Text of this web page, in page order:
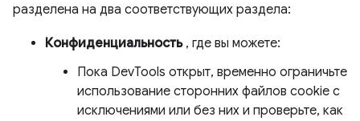
разделена на два соответствующих раздела:
Конфиденциальность, где вы можете:
Пока DevTools открыт, временно ограничьте
использование сторонних файлов cookie с
исключениями или без них и проверьте, как